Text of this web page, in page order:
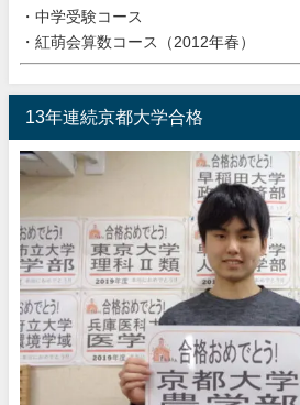
・中学受験コース
・紅萌会算数コース（2012年春）
13年連続京都大学合格